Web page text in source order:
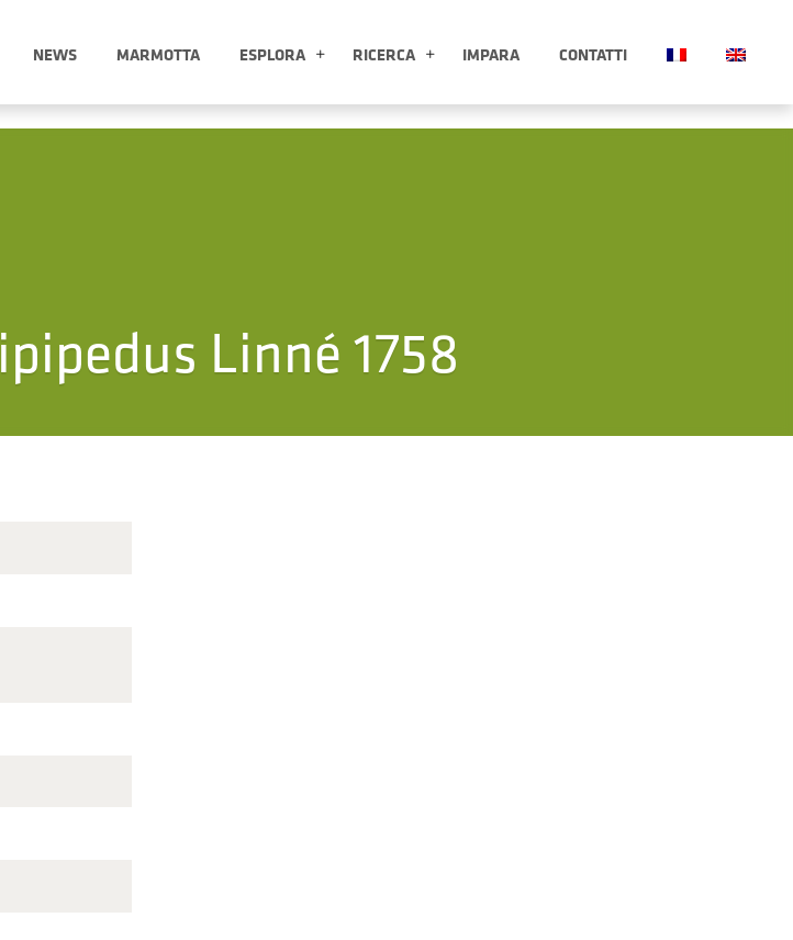
NEWS MARMOTTA ESPLORA RICERCA IMPARA CONTATTI
Linné 1758